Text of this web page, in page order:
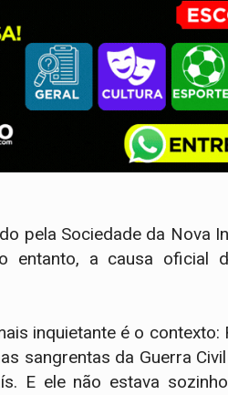
pela Sociedade da Nova
entanto, a causa oficial
inquietante é o
sangrentas da Guerra
E ele não estava